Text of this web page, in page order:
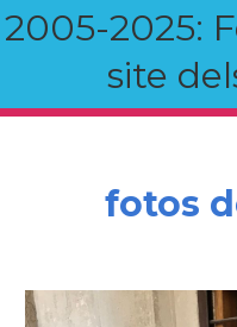
2005-2025:
site
fotos